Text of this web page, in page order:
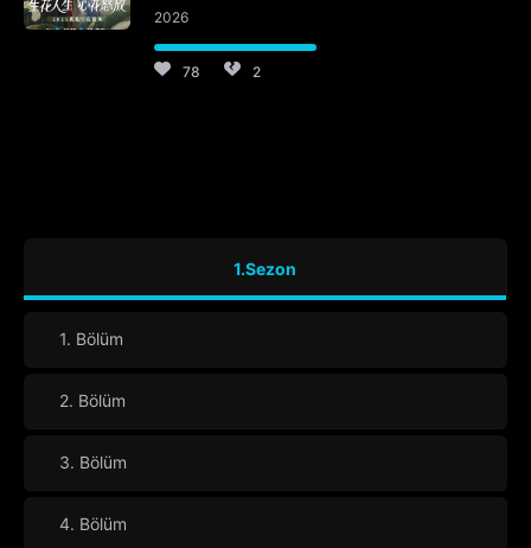
2026
78 2
1.Sezon
1. Bölüm
2. Bölüm
3. Bölüm
4. Bölüm